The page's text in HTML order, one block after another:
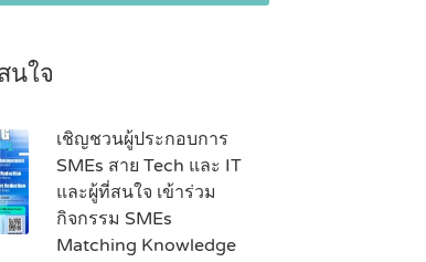
นใจ
เชิญชวนผู้ประกอบการ
SMEs สาย Tech และ IT
และผู้ที่สนใจ เข้าร่วม
กิจกรรม SMEs
Matching Knowledge